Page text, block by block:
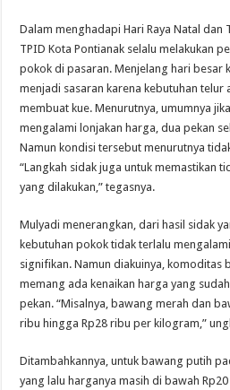
Dalam menghadapi Hari Raya Natal dan
TPID Kota Pontianak selalu melakukan
pokok di pasaran. Menjelang hari besar
menjadi sasaran karena kebutuhan telur
membuat kue. Menurutnya, umumnya
mengalami lonjakan harga, dua pekan
Namun kondisi tersebut menurutnya
“Langkah sidak juga untuk memastikan
yang dilakukan,” tegasnya.
Mulyadi menerangkan, dari hasil sidak
kebutuhan pokok tidak terlalu
signifikan. Namun diakuinya, komoditas
memang ada kenaikan harga yang
pekan. “Misalnya, bawang merah dan
ribu hingga Rp28 ribu per kilogram,”
Ditambahkannya, untuk bawang putih
yang lalu harganya masih di bawah